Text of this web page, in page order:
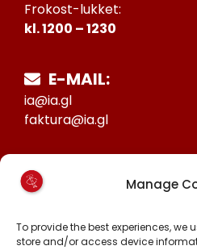
Manage
To provide the best experiences, we
store and/or access device
Frokost-lukket:
kl. 1200 – 1230
E-MAIL:
ia@ia.gl
faktura@ia.gl
25027388
KONTO NR:
6471-1511626